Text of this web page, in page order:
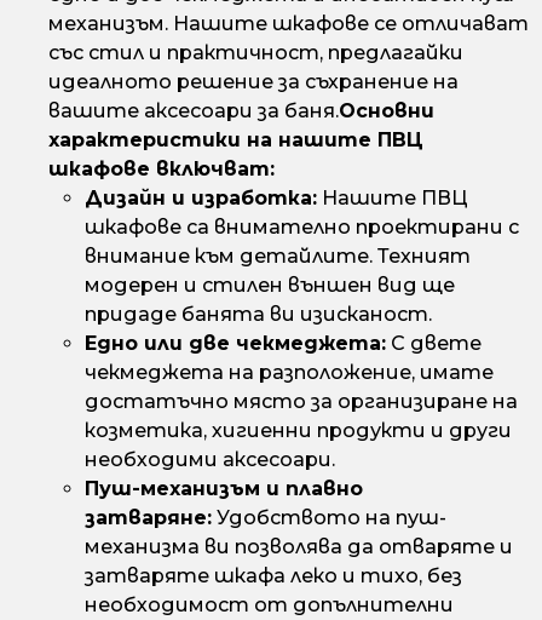
механизъм. Нашите шкафове се отличават
със стил и практичност, предлагайки
идеалното решение за съхранение на
вашите аксесоари за баня.Основни
характеристики на нашите ПВЦ
шкафове включват:
Дизайн и изработка: Нашите ПВЦ
шкафове са внимателно проектирани с
внимание към детайлите. Техният
модерен и стилен външен вид ще
придаде банята ви изисканост.
Едно или две чекмеджета: С двете
чекмеджета на разположение, имате
достатъчно място за организиране на
козметика, хигиенни продукти и други
необходими аксесоари.
Пуш-механизъм и плавно
затваряне: Удобството на пуш-
механизма ви позволява да отваряте и
затваряте шкафа леко и тихо, без
необходимост от допълнителни